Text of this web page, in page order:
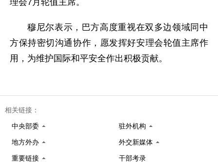
理会7月轮值主席。
穆尼尔表示，巴方高度重视在双多边领域同中
方保持密切沟通协作，愿发挥好安理会轮值主席作
用，为维护国际和平安全作出积极贡献。
相关链接：
中央部委 驻外机构
地方外办 外交新媒体
重要链接 干部考录